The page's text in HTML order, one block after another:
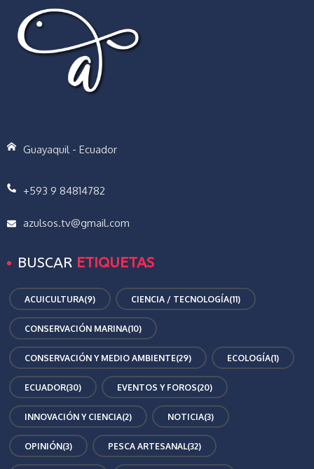
Guayaquil - Ecuador
+593 9 84814782
azulsos.tv@gmail.com
BUSCAR ETIQUETAS
ACUICULTURA(9) CIENCIA / TECNOLOGÍA(11)
CONSERVACIÓN MARINA(10)
CONSERVACIÓN Y MEDIO AMBIENTE(29) ECOLOGÍA(1)
ECUADOR(30) EVENTOS Y FOROS(20)
INNOVACIÓN Y CIENCIA(2) NOTICIA(3)
OPINIÓN(3) PESCA ARTESANAL(32)